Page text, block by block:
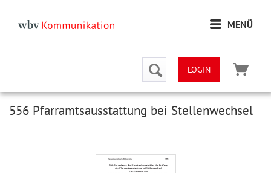
MENÜ
LOGIN
556 Pfarramtsausstattung bei Stellenwechsel